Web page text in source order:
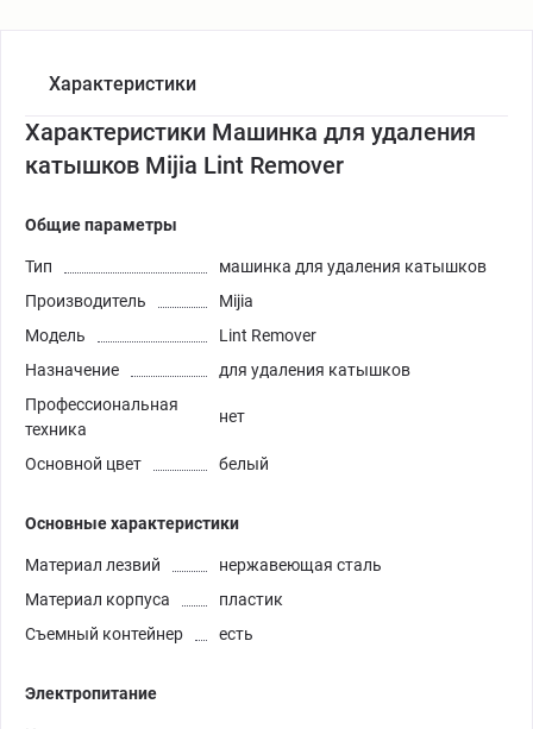
Характеристики
Характеристики Машинка для удаления
катышков Mijia Lint Remover
Общие параметры
Тип
машинка для удаления катышков
Производитель
Mijia
Модель
Lint Remover
Назначение
для удаления катышков
Профессиональная
техника
нет
Основной цвет белый
Основные характеристики
Материал лезвий
нержавеющая сталь
Материал корпуса
пластик
Съемный контейнер
есть
Электропитание